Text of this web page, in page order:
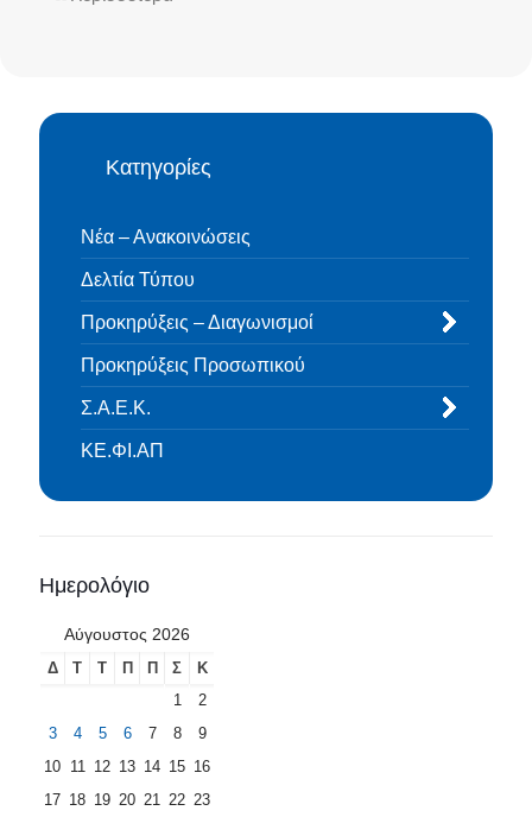
Κατηγορίες
Νέα – Ανακοινώσεις
Δελτία Τύπου
Προκηρύξεις – Διαγωνισμοί
Προκηρύξεις Προσωπικού
Σ.Α.Ε.Κ.
ΚΕ.ΦΙ.ΑΠ
Ημερολόγιο
Αύγουστος 2026
Δ Τ Τ Π Π Σ
Κ
1
2
3
4 5 6 7 8
9
10 11 12 13 14 15 16
17 18 19 20 21 22 23